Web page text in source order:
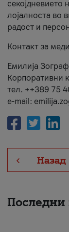
секојдневието
лојалноста во
радост и
Контакт за
Емилија
Корпоративни
тел. ++389 75
e-mail:
Назад
Последни